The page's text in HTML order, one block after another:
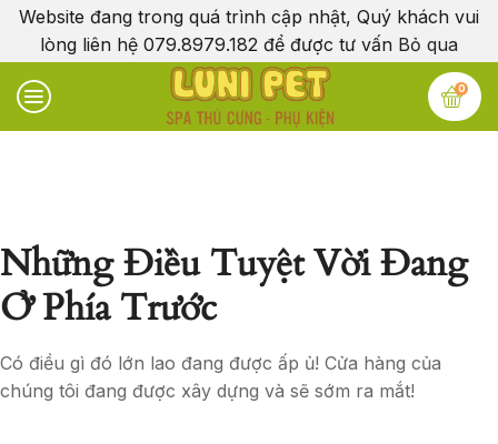
Website đang trong quá trình cập nhật, Quý khách vui
lòng liên hệ 079.8979.182 để được tư vấn Bỏ qua
0
Những Điều Tuyệt Vời Đang
Ở Phía Trước
Có điều gì đó lớn lao đang được ấp ủ! Cửa hàng của
chúng tôi đang được xây dựng và sẽ sớm ra mắt!